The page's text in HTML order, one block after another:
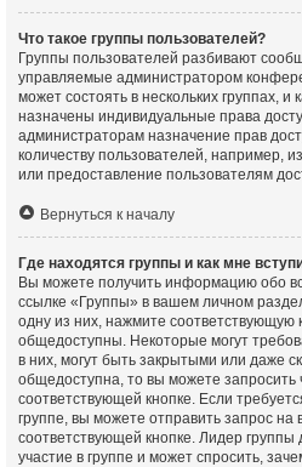
Что такое группы пользователей?
Группы пользователей разбивают
управляемые администратором
может состоять в нескольких группах, и
назначены индивидуальные права
администраторам назначение прав
количеству пользователей, например,
или предоставление пользователям
Вернуться к началу
Где находятся группы и как мне
Вы можете получить информацию обо
ссылке «Группы» в вашем личном
одну из них, нажмите соответствующую
общедоступны. Некоторые могут
в них, могут быть закрытыми или даже
общедоступна, то вы можете запросить
соответствующей кнопке. Если
группе, вы можете отправить запрос на
соответствующей кнопке. Лидер
участие в группе и может спросить,